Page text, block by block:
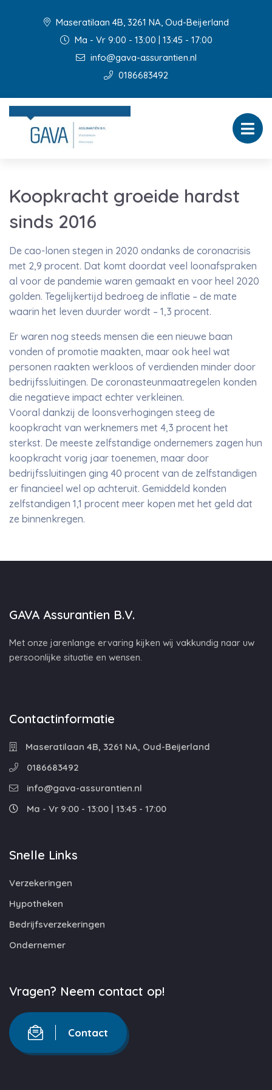
Maseratilaan 4B, 3261 NA, Oud-Beijerland
Ma - Vr 9:00 - 13:00 | 13:45 - 17:00
info@gava-assurantien.nl
0186683492
Koopkracht groeide hardst
sinds 2016
De cao-lonen stegen in 2020 ondanks de coronacrisis
met 2,9 procent. Dat komt doordat veel loonafspraken
al voor de pandemie waren gemaakt en voor heel 2020
golden. Tegelijkertijd bedroeg de inflatie – de mate
waarin het leven duurder wordt – 1,3 procent.
Er waren nog steeds mensen die een nieuwe baan
vonden of promotie maakten, maar ook heel wat
personen raakten werkloos of verdienden minder door
bedrijfssluitingen. De coronasteunmaatregelen konden
die negatieve impact echter verkleinen.
Vooral dankzij de loonsverhogingen steeg de
koopkracht van werknemers met 4,3 procent het
sterkst. De meeste zelfstandige ondernemers zagen hun
koopkracht vorig jaar toenemen, maar door
bedrijfssluitingen ging 40 procent van de zelfstandigen
er financieel wel op achteruit. Gemiddeld konden
zelfstandigen 1,1 procent meer kopen met het geld dat
ze binnenkregen.
GAVA Assurantien B.V.
Met onze jarenlange ervaring kijken wij vakkundig naar uw
persoonlijke situatie en wensen.
Contactinformatie
Maseratilaan 4B, 3261 NA, Oud-Beijerland
0186683492
info@gava-assurantien.nl
Ma - Vr 9:00 - 13:00 | 13:45 - 17:00
Snelle Links
Verzekeringen
Hypotheken
Bedrijfsverzekeringen
Ondernemer
Vragen? Neem contact op!
Contact